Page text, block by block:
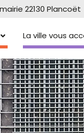
22130 Plancoët
La ville vous